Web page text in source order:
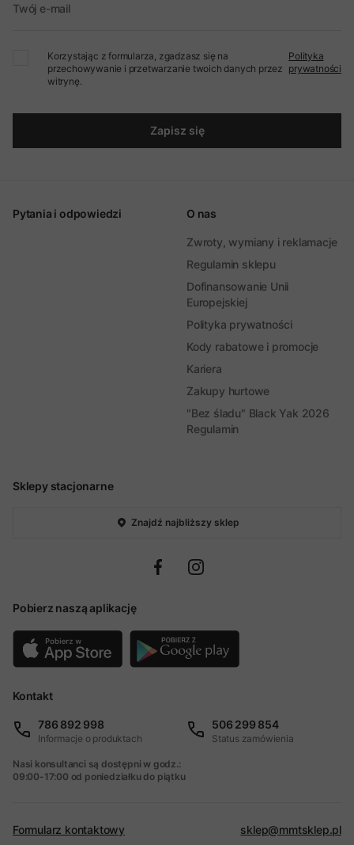
Twój e-mail
Korzystając z formularza, zgadzasz się na
przechowywanie i przetwarzanie twoich danych przez
witrynę.
Polityka
prywatności
Zapisz się
Sklepy stacjonarne
Znajdź najbliższy sklep
Pobierz naszą aplikację
Pytania i odpowiedzi O nas
Zwroty, wymiany i reklamacje
Regulamin sklepu
Dofinansowanie Unii
Europejskiej
Polityka prywatności
Kody rabatowe i promocje
Kariera
Zakupy hurtowe
"Bez śladu" Black Yak 2026
Regulamin
Kontakt
786 892 998
Informacje o produktach
506 299 854
Status zamówienia
Nasi konsultanci są dostępni w godz.:
09:00-17:00 od poniedziałku do piątku
Formularz kontaktowy sklep@mmtsklep.pl